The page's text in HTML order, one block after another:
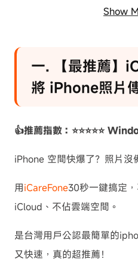
八. Google 相簿自
iPhone照片傳到電
iPhone照片傳到電
Show
一. 【最推薦】
將 iPhone照片
👍推薦指數：⭐⭐⭐⭐⭐
iPhone 空間快爆了？照片
用iCareFone30秒一鍵搞定
iCloud、不佔雲端空間。
是台灣用戶公認最簡單的
又快速，真的超推薦！